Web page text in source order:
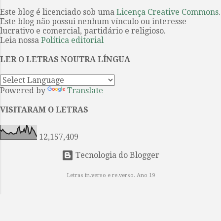
sobre uma obra de Agatha Christie
a ser produzido int...
Literária Internacional de Paraty
(Flip) de que a poeta paulista é a
homenageada na edição do evento
textos por Ieda Lebensztayin . 1. A
poesia breve e densa de Orides
Fontela coincide com a sua obra,
constituída por apenas cinco livros
avessos aos modismos de seu
singulares da poesia brasileira do
século XX. Quando se mudou...
Este blog é licenciado sob uma Licença Creative Commons.
Este blog não possui nenhum vínculo ou interesse
lucrativo e comercial, partidário e religioso.
Leia nossa Política editorial
LER O LETRAS NOUTRA LÍNGUA
Powered by Translate
VISITARAM O LETRAS
12,157,409
Tecnologia do Blogger
Letras in.verso e re.verso. Ano 19